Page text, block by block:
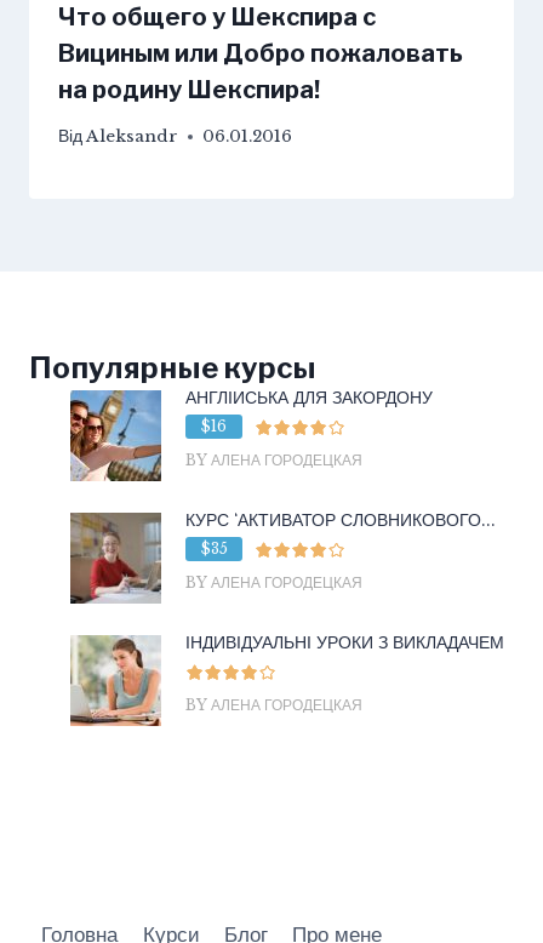
Что общего у Шекспира с
Вициным или Добро пожаловать
на родину Шекспира!
ВідAleksandr 06.01.2016
Популярные курсы
АНГЛІЙСЬКА ДЛЯ ЗАКОРДОНУ
$16
BY АЛЕНА ГОРОДЕЦКАЯ
КУРС ‘АКТИВАТОР СЛОВНИКОВОГО...
$35
BY АЛЕНА ГОРОДЕЦКАЯ
ІНДИВІДУАЛЬНІ УРОКИ З ВИКЛАДАЧЕМ
BY АЛЕНА ГОРОДЕЦКАЯ
Головна Курси Блог Про мене